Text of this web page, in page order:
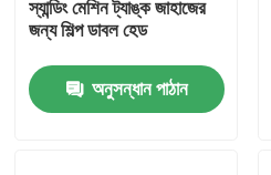
স্যান্ডিং মেশিন ট্যাঙ্ক জাহাজের
জন্য শিল্প ডাবল হেড
অনুসন্ধান পাঠান